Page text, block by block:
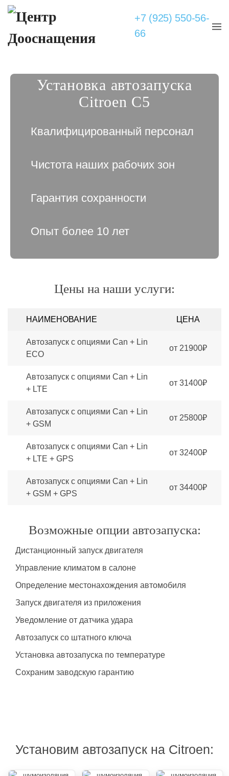
+7 (925) 550-56-
66
Установка автозапуска
Citroen C5
Квалифицированный персонал
Чистота наших рабочих зон
Гарантия сохранности
Опыт более 10 лет
Цены на наши услуги:
НАИМЕНОВАНИЕ ЦЕНА
Автозапуск с опциями Can + Lin
ECO
от 21900₽
Автозапуск с опциями Can + Lin
+ LTE
от 31400₽
Автозапуск с опциями Can + Lin
+ GSM
от 25800₽
Автозапуск с опциями Can + Lin
+ LTE + GPS
от 32400₽
Автозапуск с опциями Can + Lin
+ GSM + GPS
от 34400₽
Возможные опции автозапуска:
Дистанционный запуск двигателя
Управление климатом в салоне
Определение местонахождения автомобиля
Запуск двигателя из приложения
Уведомление от датчика удара
Автозапуск со штатного ключа
Установка автозапуска по температуре
Сохраним заводскую гарантию
Установим автозапуск на Citroen: